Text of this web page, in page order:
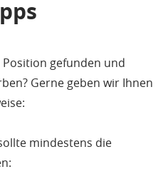
gefunden und
Gerne geben wir Ihnen
mindestens die